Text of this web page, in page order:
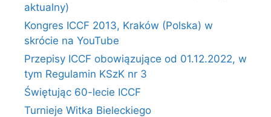
aktualny)
Kongres ICCF 2013, Kraków (Polska) w
skrócie na YouTube
Przepisy ICCF obowiązujące od 01.12.2022, w
tym Regulamin KSzK nr 3
Świętując 60-lecie ICCF
Turnieje Witka Bieleckiego